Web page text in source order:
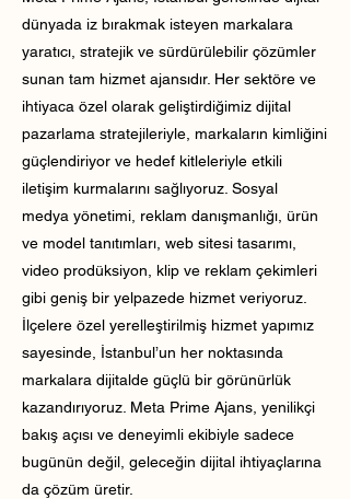
dünyada iz bırakmak isteyen markalara
yaratıcı, stratejik ve sürdürülebilir çözümler
sunan tam hizmet ajansıdır. Her sektöre ve
ihtiyaca özel olarak geliştirdiğimiz dijital
pazarlama stratejileriyle, markaların kimliğini
güçlendiriyor ve hedef kitleleriyle etkili
iletişim kurmalarını sağlıyoruz. Sosyal
medya yönetimi, reklam danışmanlığı, ürün
ve model tanıtımları, web sitesi tasarımı,
video prodüksiyon, klip ve reklam çekimleri
gibi geniş bir yelpazede hizmet veriyoruz.
İlçelere özel yerelleştirilmiş hizmet yapımız
sayesinde, İstanbul’un her noktasında
markalara dijitalde güçlü bir görünürlük
kazandırıyoruz. Meta Prime Ajans, yenilikçi
bakış açısı ve deneyimli ekibiyle sadece
bugünün değil, geleceğin dijital ihtiyaçlarına
da çözüm üretir.